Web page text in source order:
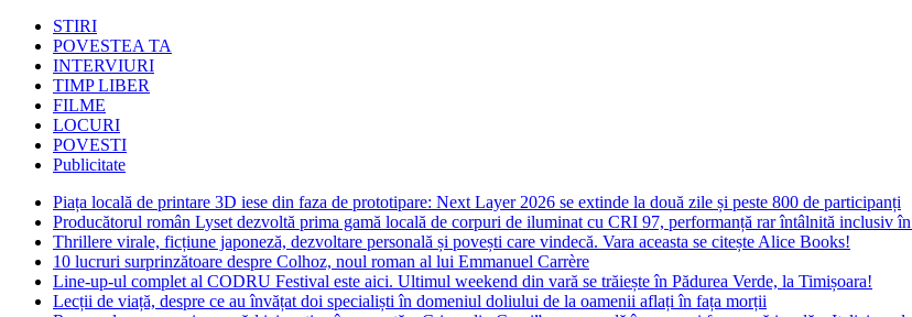
STIRI
POVESTEA TA
INTERVIURI
TIMP LIBER
FILME
LOCURI
POVESTI
Publicitate
Piața locală de printare 3D iese din faza de prototipare: Next Layer 2026 se extinde la două zile și peste 800 de participanți
Producătorul român Lyset dezvoltă prima gamă locală de corpuri de iluminat cu CRI 97, performanță rar întâlnită inclusiv
Thrillere virale, ficțiune japoneză, dezvoltare personală și povești care vindecă. Vara aceasta se citește Alice Books!
10 lucruri surprinzătoare despre Colhoz, noul roman al lui Emmanuel Carrère
Line-up-ul complet al CODRU Festival este aici. Ultimul weekend din vară se trăiește în Pădurea Verde, la Timișoara!
Lecții de viață, despre ce au învățat doi specialiști în domeniul doliului de la oamenii aflați în fața morții